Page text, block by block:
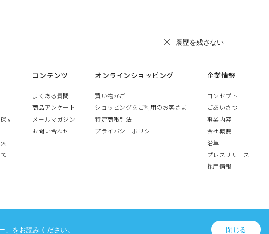
履歴を残さない
す
コンテンツ
よくある質問
商品アンケート
メールマガジン
お問い合わせ
オンラインショッピング
買い物かご
ショッピングをご利用のお客さま
特定商取引法
プライバシーポリシー
企業情報
コンセプト
ごあいさつ
事業内容
会社概要
沿革
プレスリリース
採用情報
」 をお読みください。 閉じる